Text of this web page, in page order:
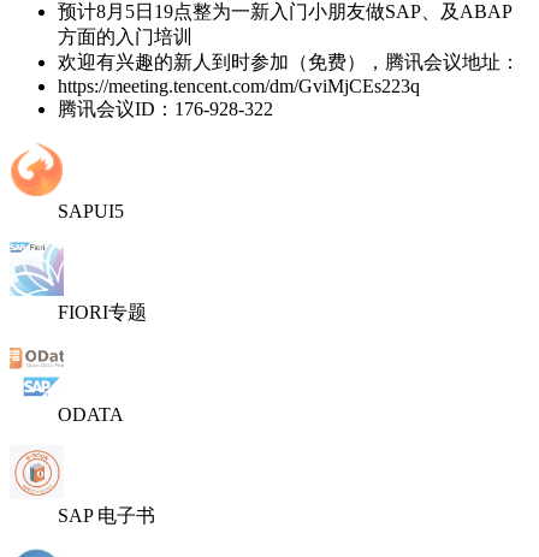
预计8月5日19点整为一新入门小朋友做SAP、及ABAP
方面的入门培训
欢迎有兴趣的新人到时参加（免费），腾讯会议地址：
https://meeting.tencent.com/dm/GviMjCEs223q
腾讯会议ID：176-928-322
SAPUI5
FIORI专题
ODATA
SAP 电子书